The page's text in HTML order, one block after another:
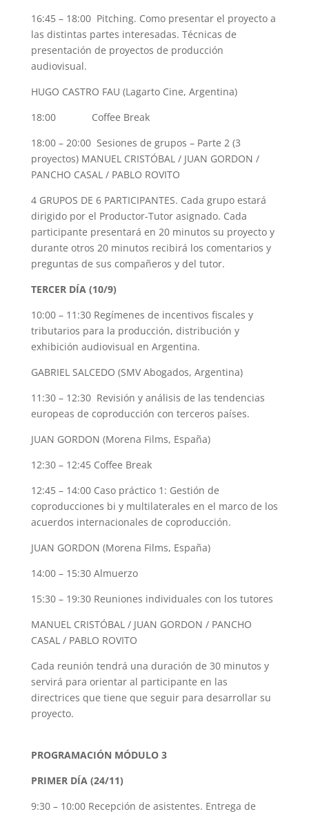
16:45 – 18:00 Pitching. Como presentar el proyecto a
las distintas partes interesadas. Técnicas de
presentación de proyectos de producción
audiovisual.
HUGO CASTRO FAU (Lagarto Cine, Argentina)
18:00 Coffee Break
18:00 – 20:00 Sesiones de grupos – Parte 2 (3
proyectos) MANUEL CRISTÓBAL / JUAN GORDON /
PANCHO CASAL / PABLO ROVITO
4 GRUPOS DE 6 PARTICIPANTES. Cada grupo estará
dirigido por el Productor-Tutor asignado. Cada
participante presentará en 20 minutos su proyecto y
durante otros 20 minutos recibirá los comentarios y
preguntas de sus compañeros y del tutor.
TERCER DÍA (10/9)
10:00 – 11:30 Regímenes de incentivos fiscales y
tributarios para la producción, distribución y
exhibición audiovisual en Argentina.
GABRIEL SALCEDO (SMV Abogados, Argentina)
11:30 – 12:30 Revisión y análisis de las tendencias
europeas de coproducción con terceros países.
JUAN GORDON (Morena Films, España)
12:30 – 12:45 Coffee Break
12:45 – 14:00 Caso práctico 1: Gestión de
coproducciones bi y multilaterales en el marco de los
acuerdos internacionales de coproducción.
JUAN GORDON (Morena Films, España)
14:00 – 15:30 Almuerzo
15:30 – 19:30 Reuniones individuales con los tutores
MANUEL CRISTÓBAL / JUAN GORDON / PANCHO
CASAL / PABLO ROVITO
Cada reunión tendrá una duración de 30 minutos y
servirá para orientar al participante en las
directrices que tiene que seguir para desarrollar su
proyecto.
PROGRAMACIÓN MÓDULO 3
PRIMER DÍA (24/11)
9:30 – 10:00 Recepción de asistentes. Entrega de